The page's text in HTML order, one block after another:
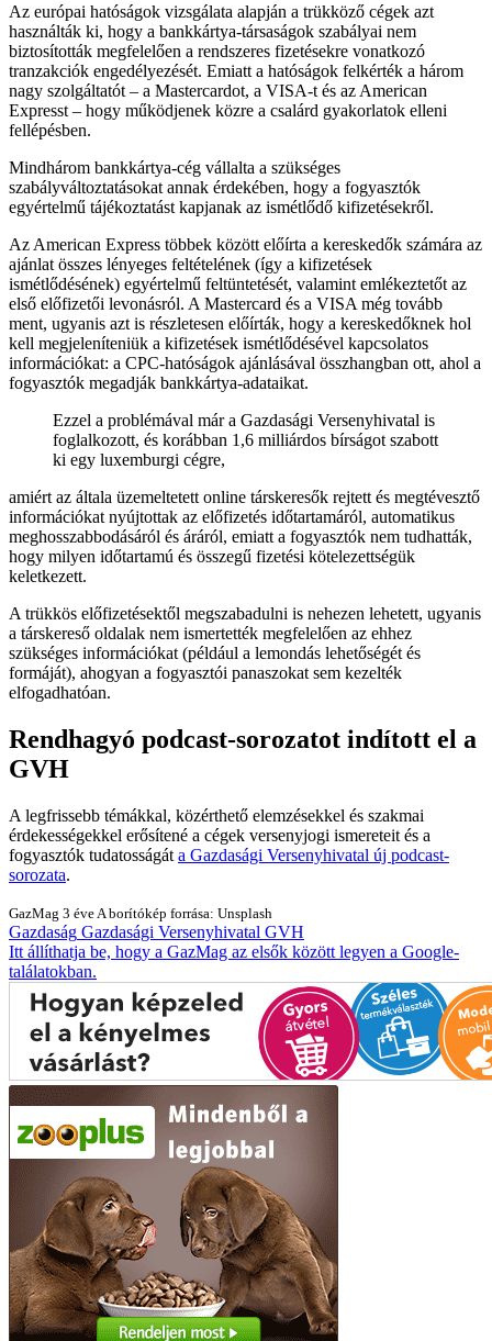
Az európai hatóságok vizsgálata alapján a trükköző cégek azt
használták ki, hogy a bankkártya-társaságok szabályai nem
biztosították megfelelően a rendszeres fizetésekre vonatkozó
tranzakciók engedélyezését. Emiatt a hatóságok felkérték a három
nagy szolgáltatót – a Mastercardot, a VISA-t és az American
Expresst – hogy működjenek közre a csalárd gyakorlatok elleni
fellépésben.
Mindhárom bankkártya-cég vállalta a szükséges
szabályváltoztatásokat annak érdekében, hogy a fogyasztók
egyértelmű tájékoztatást kapjanak az ismétlődő kifizetésekről.
Az American Express többek között előírta a kereskedők számára az
ajánlat összes lényeges feltételének (így a kifizetések
ismétlődésének) egyértelmű feltüntetését, valamint emlékeztetőt az
első előfizetői levonásról. A Mastercard és a VISA még tovább
ment, ugyanis azt is részletesen előírták, hogy a kereskedőknek hol
kell megjeleníteniük a kifizetések ismétlődésével kapcsolatos
információkat: a CPC-hatóságok ajánlásával összhangban ott, ahol a
fogyasztók megadják bankkártya-adataikat.
Ezzel a problémával már a Gazdasági Versenyhivatal is
foglalkozott, és korábban 1,6 milliárdos bírságot szabott
ki egy luxemburgi cégre,
amiért az általa üzemeltetett online társkeresők rejtett és megtévesztő
információkat nyújtottak az előfizetés időtartamáról, automatikus
meghosszabbodásáról és áráról, emiatt a fogyasztók nem tudhatták,
hogy milyen időtartamú és összegű fizetési kötelezettségük
keletkezett.
A trükkös előfizetésektől megszabadulni is nehezen lehetett, ugyanis
a társkereső oldalak nem ismertették megfelelően az ehhez
szükséges információkat (például a lemondás lehetőségét és
formáját), ahogyan a fogyasztói panaszokat sem kezelték
elfogadhatóan.
Rendhagyó podcast-sorozatot indított el a
GVH
A legfrissebb témákkal, közérthető elemzésekkel és szakmai
érdekességekkel erősítené a cégek versenyjogi ismereteit és a
fogyasztók tudatosságát a Gazdasági Versenyhivatal új podcast-
sorozata.
GazMag 3 éve A borítókép forrása: Unsplash
Gazdaság Gazdasági Versenyhivatal GVH
Itt állíthatja be, hogy a GazMag az elsők között legyen a Google-
találatokban.